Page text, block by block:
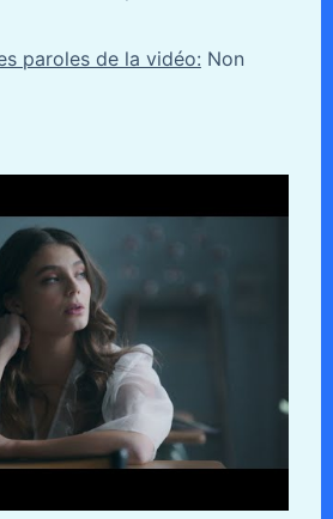
paroles de la vidéo: Non